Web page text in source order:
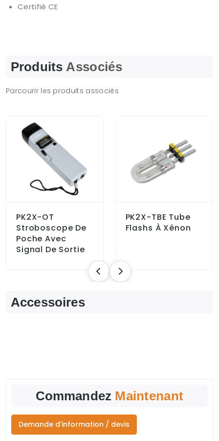
Certifié CE
ProduitsAssociés
Parcourir les produits associés
PK2X-OT
Stroboscope De
Poche Avec
Signal De Sortie
PK2X-TBE Tube
Flashs À Xénon
Accessoires
Commandez Maintenant
Demande d'information / devis